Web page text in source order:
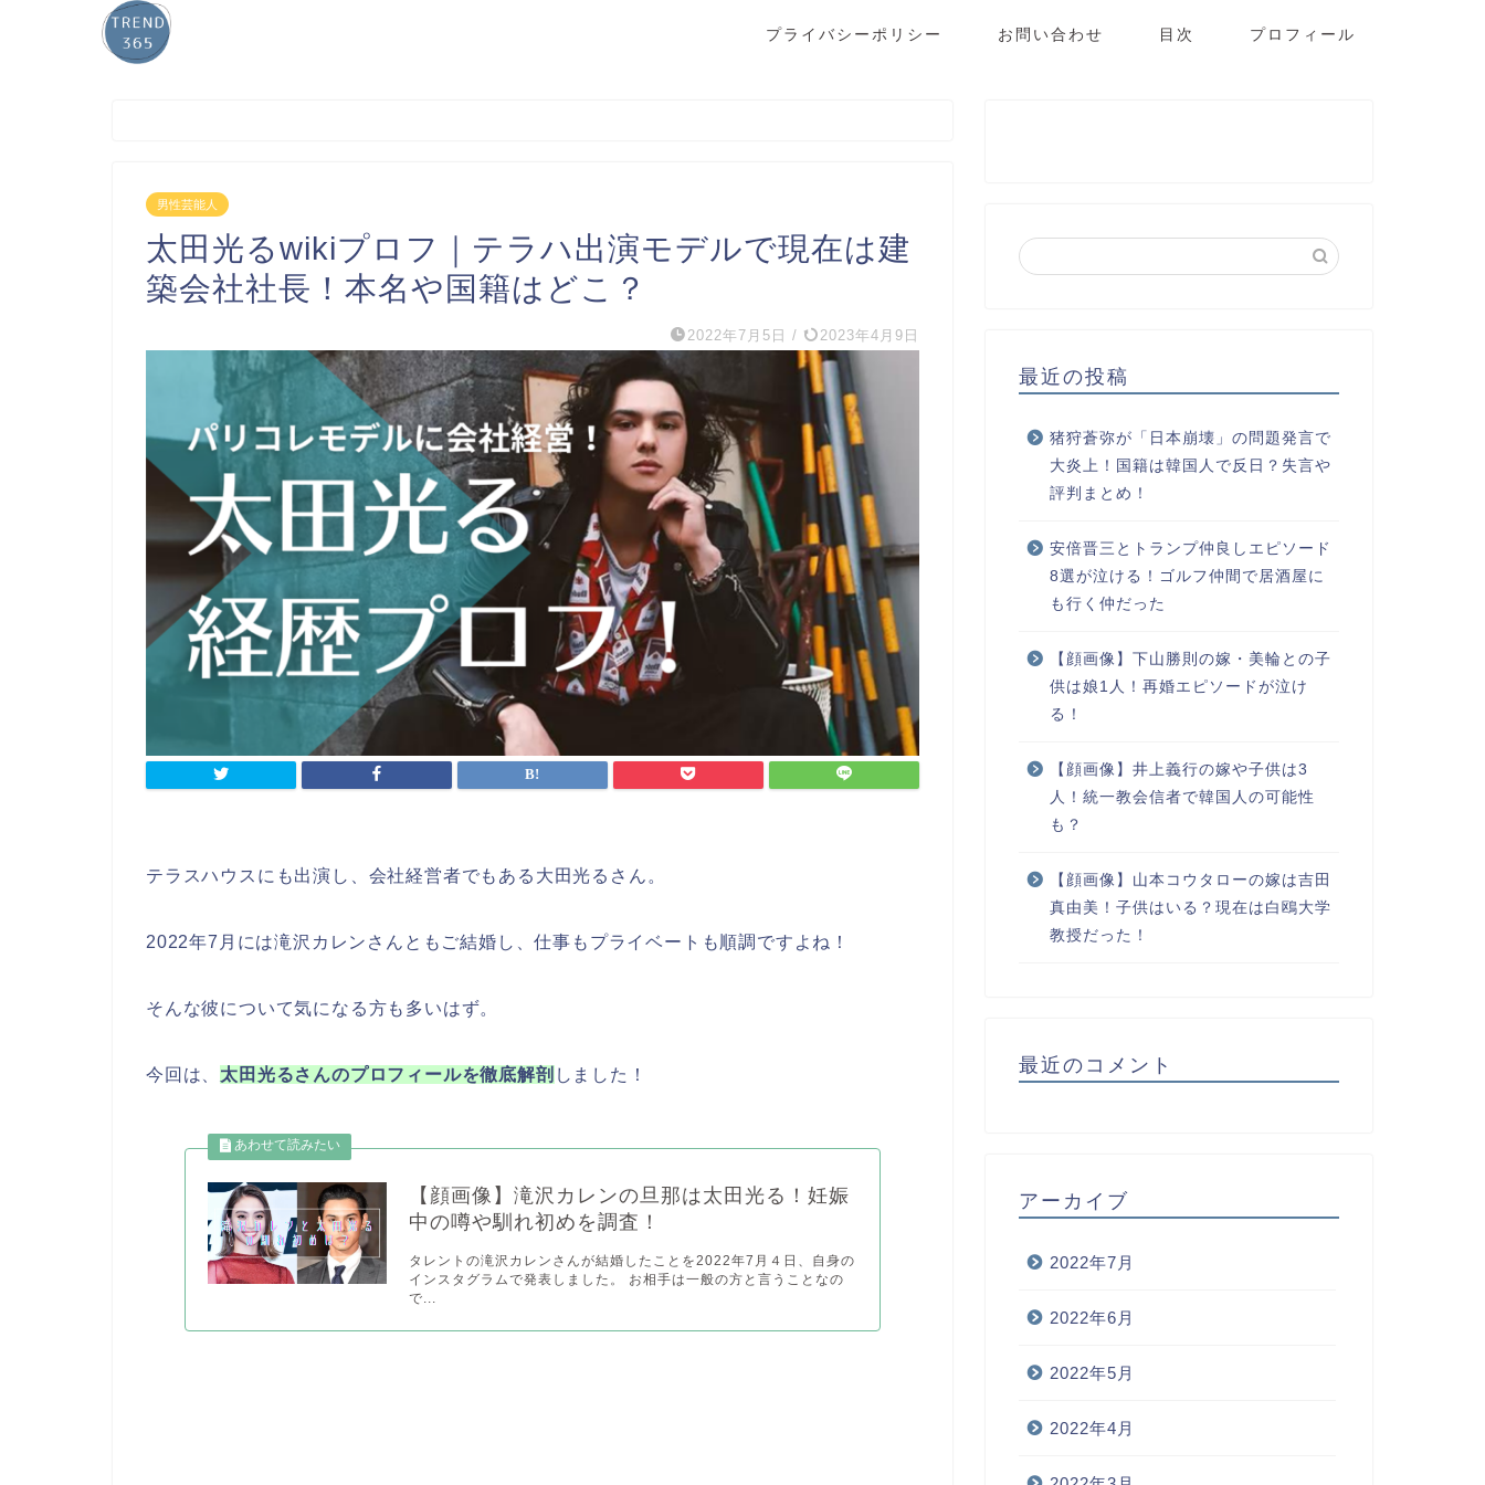
プライバシーポリシー お問い合わせ 目次 プロフィール
男性芸能人
太田光るwikiプロフ｜テラハ出演モデルで現在は建
築会社社長！本名や国籍はどこ？
2022年7月5日 / 2023年4月9日
テラスハウスにも出演し、会社経営者でもある大田光るさん。
2022年7月には滝沢カレンさんともご結婚し、仕事もプライベートも順調ですよね！
そんな彼について気になる方も多いはず。
今回は、 太田光るさんのプロフィールを徹底解剖 しました！
【顔画像】滝沢カレンの旦那は太田光る！妊娠
中の噂や馴れ初めを調査！
タレントの滝沢カレンさんが結婚したことを2022年7月４日、自身の
インスタグラムで発表しました。 お相手は一般の方と言うことなの
で...
最近の投稿
猪狩蒼弥が「日本崩壊」の問題発言で
大炎上！国籍は韓国人で反日？失言や
評判まとめ！
安倍晋三とトランプ仲良しエピソード
8選が泣ける！ゴルフ仲間で居酒屋に
も行く仲だった
【顔画像】下山勝則の嫁・美輪との子
供は娘1人！再婚エピソードが泣け
る！
【顔画像】井上義行の嫁や子供は3
人！統一教会信者で韓国人の可能性
も？
【顔画像】山本コウタローの嫁は吉田
真由美！子供はいる？現在は白鴎大学
教授だった！
最近のコメント
アーカイブ
2022年7月
2022年6月
2022年5月
2022年4月